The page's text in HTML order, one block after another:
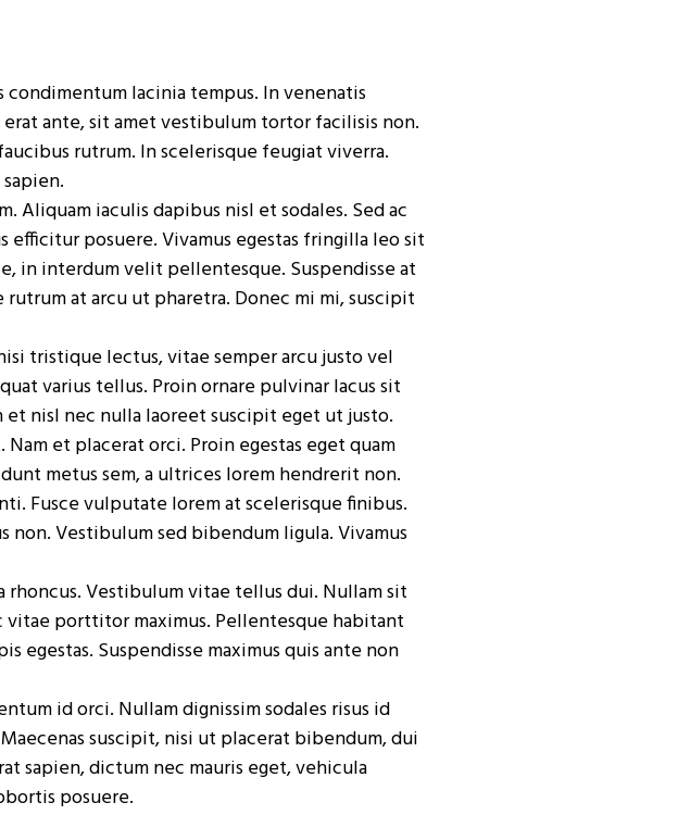
lacinia tempus. In venenatis
erat ante, sit amet vestibulum tortor facilisis non.
rutrum. In scelerisque feugiat viverra.
Aliquam iaculis dapibus nisl et sodales. Sed ac
posuere. Vivamus egestas fringilla leo sit
in interdum velit pellentesque. Suspendisse at
at arcu ut pharetra. Donec mi mi, suscipit
tristique lectus, vitae semper arcu justo vel
varius tellus. Proin ornare pulvinar lacus sit
nisl nec nulla laoreet suscipit eget ut justo.
et placerat orci. Proin egestas eget quam
metus sem, a ultrices lorem hendrerit non.
Fusce vulputate lorem at scelerisque finibus.
non. Vestibulum sed bibendum ligula. Vivamus
rhoncus. Vestibulum vitae tellus dui. Nullam sit
porttitor maximus. Pellentesque habitant
egestas. Suspendisse maximus quis ante non
id orci. Nullam dignissim sodales risus id
suscipit, nisi ut placerat bibendum, dui
sapien, dictum nec mauris eget, vehicula
posuere.